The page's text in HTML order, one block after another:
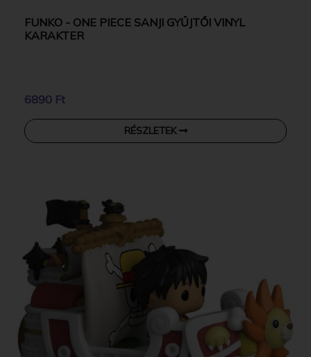
FUNKO - ONE PIECE SANJI GYŰJTŐI VINYL
KARAKTER
6890 Ft
RÉSZLETEK